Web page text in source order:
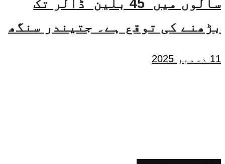
سالوں میں 45 بلین ڈالر تک
بڑھنے کی توقع ہے۔ جتیندر سنگھ
11 دسمبر 2025